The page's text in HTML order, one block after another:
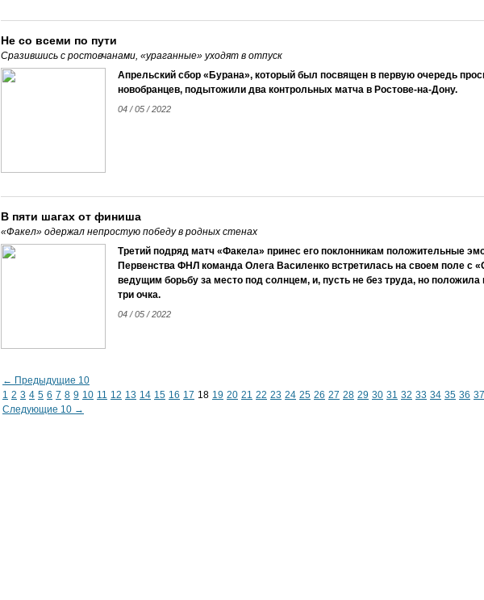
Не со всеми по пути
Сразившись с ростовчанами, «ураганные» уходят в отпуск
Апрельский сбор «Бурана», который был посвящен в первую очередь
новобранцев, подытожили два контрольных матча в Ростове-на-Дону.
04 / 05 / 2022
В пяти шагах от финиша
«Факел» одержал непростую победу в родных стенах
Третий подряд матч «Факела» принес его поклонникам положительные
Первенства ФНЛ команда Олега Василенко встретилась на своем поле с
ведущим борьбу за место под солнцем, и, пусть не без труда, но
три очка.
04 / 05 / 2022
← Предыдущие 10
1 2 3 4 5 6 7 8 9 10 11 12 13 14 15 16 17 18 19 20 21 22 23 24 25 26 27 28 29 30 31 32 33 34 35 36 37
Следующие 10 →